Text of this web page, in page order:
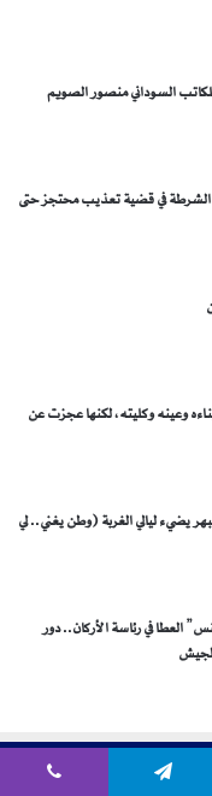
السوداني منصور الصويم
من منسوبي الشرطة في قضية تعذيب محتجز حتى
وعينه وكليته، لكنها عجزت عن
يضيء ليالي الغربة (وطن يغني.. لي
العطا في رئاسة الأركان.. دور